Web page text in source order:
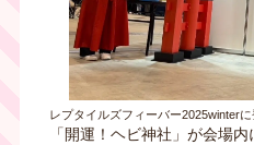
レプタイルズフィーバー2025winter
「開運！ヘビ神社」が会場